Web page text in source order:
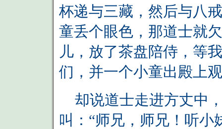
杯递与三藏，然后与八
童丢个眼色，那道士就
儿，放了茶盘陪侍，等
们，并一个小童出殿上
却说道士走进方丈中
叫：“师兄，师兄！听小